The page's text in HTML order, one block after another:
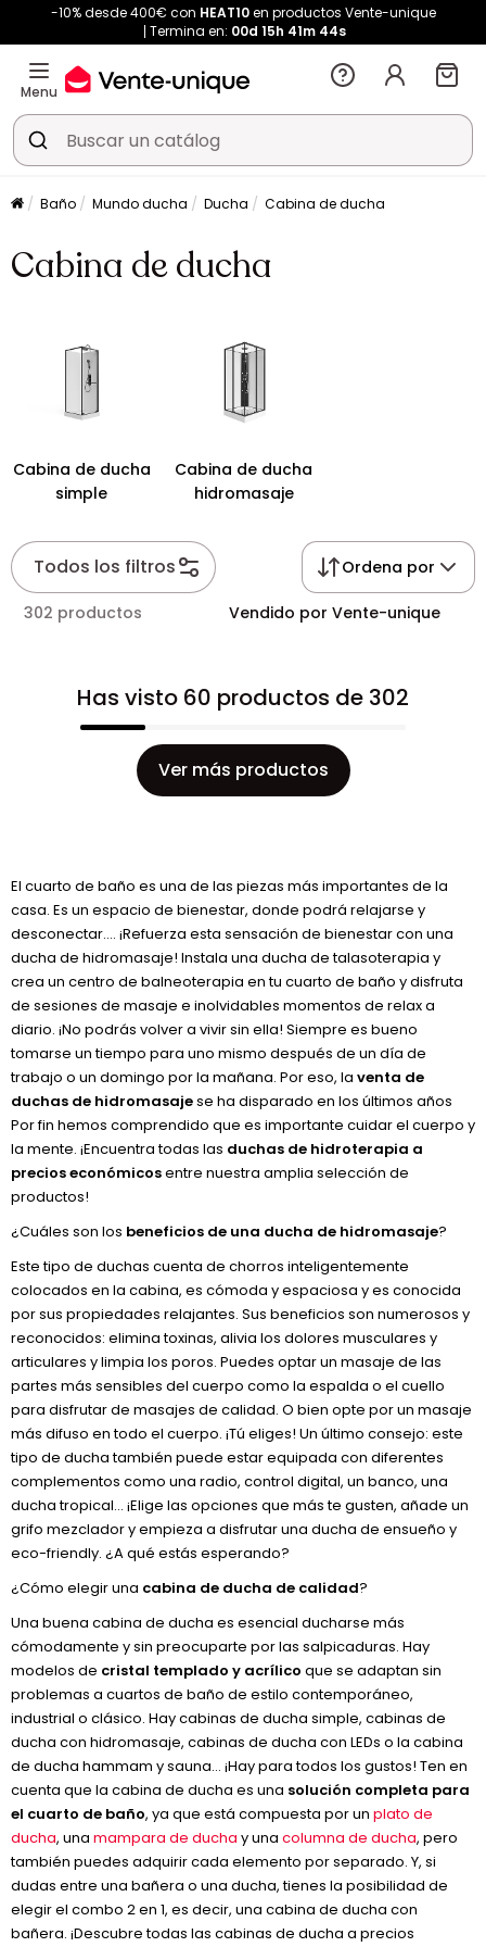
-10% desde 400€ con HEAT10en productos Vente-unique
Termina en: 00d 15h 41m 43s
Menu
Baño Mundo ducha Ducha Cabina de ducha
Cabina de ducha
Cabina de ducha
simple
Cabina de ducha
hidromasaje
Todos los filtros Ordena por
302 productos Vendido por Vente-unique
Has visto 60 productos de 302
Ver más productos
El cuarto de baño es una de las piezas más importantes de la
casa. Es un espacio de bienestar, donde podrá relajarse y
desconectar…. ¡Refuerza esta sensación de bienestar con una
ducha de hidromasaje! Instala una ducha de talasoterapia y
crea un centro de balneoterapia en tu cuarto de baño y disfruta
de sesiones de masaje e inolvidables momentos de relax a
diario. ¡No podrás volver a vivir sin ella! Siempre es bueno
tomarse un tiempo para uno mismo después de un día de
trabajo o un domingo por la mañana. Por eso, la venta de
duchas de hidromasajese ha disparado en los últimos años
Por fin hemos comprendido que es importante cuidar el cuerpo y
la mente. ¡Encuentra todas las duchas de hidroterapia a
precios económicosentre nuestra amplia selección de
productos!
¿Cuáles son los beneficios de una ducha de hidromasaje?
Este tipo de duchas cuenta de chorros inteligentemente
colocados en la cabina, es cómoda y espaciosa y es conocida
por sus propiedades relajantes. Sus beneficios son numerosos y
reconocidos: elimina toxinas, alivia los dolores musculares y
articulares y limpia los poros. Puedes optar un masaje de las
partes más sensibles del cuerpo como la espalda o el cuello
para disfrutar de masajes de calidad. O bien opte por un masaje
más difuso en todo el cuerpo. ¡Tú eliges! Un último consejo: este
tipo de ducha también puede estar equipada con diferentes
complementos como una radio, control digital, un banco, una
ducha tropical... ¡Elige las opciones que más te gusten, añade un
grifo mezclador y empieza a disfrutar una ducha de ensueño y
eco-friendly. ¿A qué estás esperando?
¿Cómo elegir una cabina de ducha de calidad?
Una buena cabina de ducha es esencial ducharse más
cómodamente y sin preocuparte por las salpicaduras. Hay
modelos de cristal templado y acrílico que se adaptan sin
problemas a cuartos de baño de estilo contemporáneo,
industrial o clásico. Hay cabinas de ducha simple, cabinas de
ducha con hidromasaje, cabinas de ducha con LEDs o la cabina
de ducha hammam y sauna… ¡Hay para todos los gustos! Ten en
cuenta que la cabina de ducha es una solución completa para
el cuarto de baño, ya que está compuesta por un plato de
ducha, una mampara de ducha y una columna de ducha, pero
también puedes adquirir cada elemento por separado. Y, si
dudas entre una bañera o una ducha, tienes la posibilidad de
elegir el combo 2 en 1, es decir, una cabina de ducha con
bañera. ¡Descubre todas las cabinas de ducha a precios